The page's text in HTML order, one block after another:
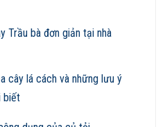
Trầu bà đơn giản tại nhà
cây lá cách và những lưu ý
biết